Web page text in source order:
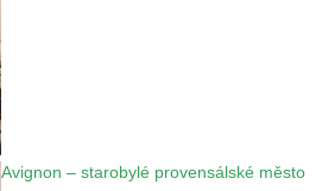
Avignon – starobylé provensálské město